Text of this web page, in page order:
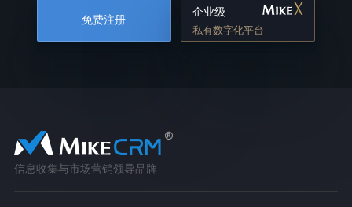
免费注册
企业级
私有数字化平台
信息收集与市场营销领导品牌